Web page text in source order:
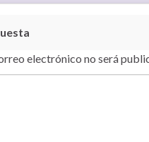
electrónico no será